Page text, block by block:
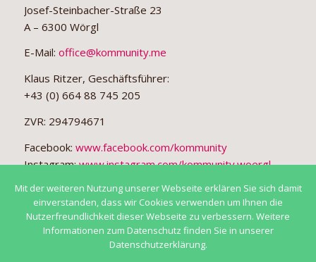
Josef-Steinbacher-Straße 23
A – 6300 Wörgl
E-Mail: office@kommunity.me
Klaus Ritzer, Geschäftsführer:
+43 (0) 664 88 745 205
ZVR: 294794671
Facebook: www.facebook.com/kommunity
Instagram:www.instagram.com/kommunity.woergl
Mit der weiteren Nutzung unserer Webseite erklären Sie sich damit
einverstanden, dass wir Cookies verwenden um Ihnen die
Nutzerfreundlichkeit dieser Webseite zu verbessern. Weitere
Informationen zum Datenschutz finden Sie in unserer
Datenschutzerklärung.